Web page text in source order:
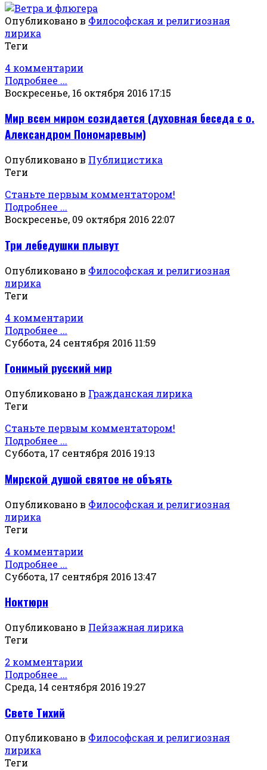
Опубликовано в Философская и религиозная
лирика
Теги
4 комментарии
Подробнее ...
Воскресенье, 16 октября 2016 17:15
Мир всем миром созидается (духовная беседа с о.
Александром Пономаревым)
Опубликовано в Публицистика
Теги
Станьте первым комментатором!
Подробнее ...
Воскресенье, 09 октября 2016 22:07
Три лебедушки плывут
Опубликовано в Философская и религиозная
лирика
Теги
4 комментарии
Подробнее ...
Суббота, 24 сентября 2016 11:59
Гонимый русский мир
Опубликовано в Гражданская лирика
Теги
Станьте первым комментатором!
Подробнее ...
Суббота, 17 сентября 2016 19:13
Мирской душой святое не объять
Опубликовано в Философская и религиозная
лирика
Теги
4 комментарии
Подробнее ...
Суббота, 17 сентября 2016 13:47
Ноктюрн
Опубликовано в Пейзажная лирика
Теги
2 комментарии
Подробнее ...
Среда, 14 сентября 2016 19:27
Свете Тихий
Опубликовано в Философская и религиозная
лирика
Теги